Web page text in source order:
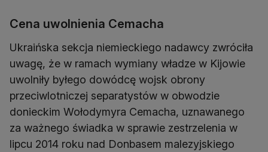
Cena uwolnienia Cemacha
Ukraińska sekcja niemieckiego nadawcy zwróciła
uwagę, że w ramach wymiany władze w Kijowie
uwolniły byłego dowódcę wojsk obrony
przeciwlotniczej separatystów w obwodzie
donieckim Wołodymyra Cemacha, uznawanego
za ważnego świadka w sprawie zestrzelenia w
lipcu 2014 roku nad Donbasem malezyjskiego